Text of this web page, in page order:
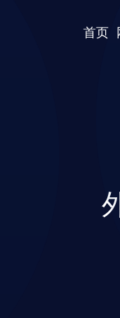
首页